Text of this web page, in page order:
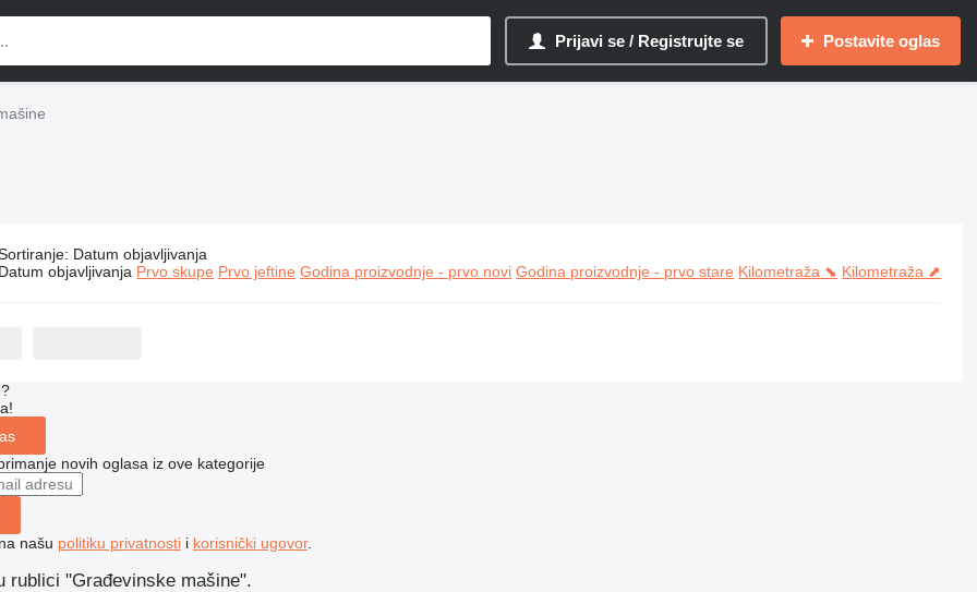
Prijavi se / Registrujte se Postavite oglas
Belle građevinske mašine
: Datum objavljivanja
Datum objavljivanja Prvo skupe Prvo jeftine Godina proizvodnje - prvo novi Godina proizvodnje - prvo stare Kilometraža ⬊ Kilometraža ⬈
novih oglasa iz ove kategorije
našu politiku privatnostii korisnički ugovor.
rublici "Građevinske mašine".